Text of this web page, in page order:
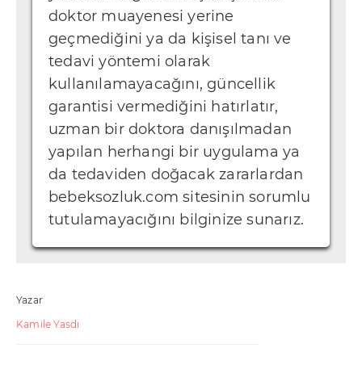
doktor muayenesi yerine
geçmediğini ya da kişisel tanı ve
tedavi yöntemi olarak
kullanılamayacağını, güncellik
garantisi vermediğini hatırlatır,
uzman bir doktora danışılmadan
yapılan herhangi bir uygulama ya
da tedaviden doğacak zararlardan
bebeksozluk.com sitesinin sorumlu
tutulamayacığını bilginize sunarız.
Yazar
Kamile Yasdı